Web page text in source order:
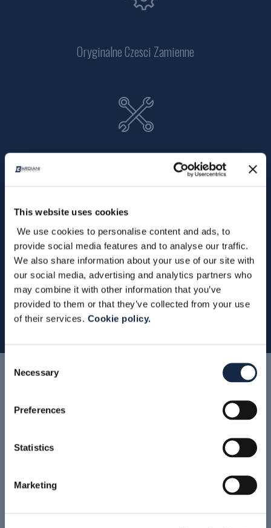
This website uses cookies
We use cookies to personalise content and ads, to
provide social media features and to analyse our traffic.
We also share information about your use of our site with
our social media, advertising and analytics partners who
may combine it with other information that you’ve
provided to them or that they’ve collected from your use
of their services. Cookie policy.
Selection
Necessary
Preferences
Statistics
Marketing
Oryginalne Czesci Zamienne
Kompleksowe Wsparcie
Nasze produkty